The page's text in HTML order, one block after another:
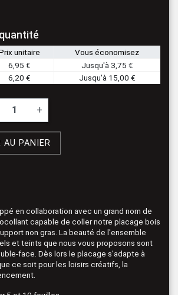
unitaire
Vous économisez
6,95 €
Jusqu'à 3,75 €
6,20 € Jusqu'à 15,00 €
+
AU PANIER
en collaboration avec un grand nom de
capable de coller notre placage bois
non gras. La beauté de l'ensemble
et teints que nous vous proposons sont
face. Dès lors le placage s'adapte à
ce soit pour les loisirs créatifs, la